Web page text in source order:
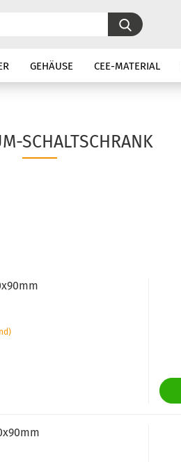
Suche...
GEHÄUSE CEE-MATERIAL
SCHALTSCHRANK